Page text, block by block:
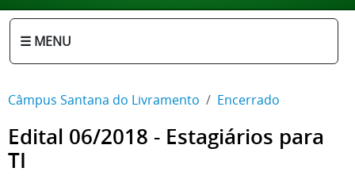
☰ MENU
Câmpus Santana do Livramento Encerrado
Edital 06/2018 - Estagiários para
TI